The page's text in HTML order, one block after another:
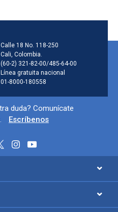
Información de la
Calle 18 No. 118-250
Cali, Colombia.
(60-2) 321-82-00/485-64-00
Línea gratuita nacional
01-8000-180558
redes sociales
duda? Comunícate
Escríbenos